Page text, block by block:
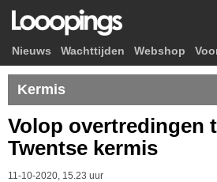
Nieuws Wachttijden Webshop
Kermis
Volop overtredingen
Twentse kermis
11-10-2020, 15.23 uur